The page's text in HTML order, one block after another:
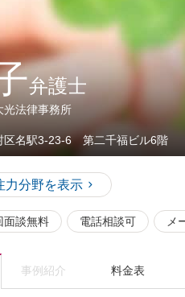
弁護士
光法律事務所
区名駅3-23-6 第二千福ビル6階
力分野を表示
面談無料 電話相談可 メ
事例紹介 料金表